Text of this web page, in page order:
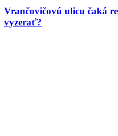
Vrančovičovú ulicu čaká
vyzerať?